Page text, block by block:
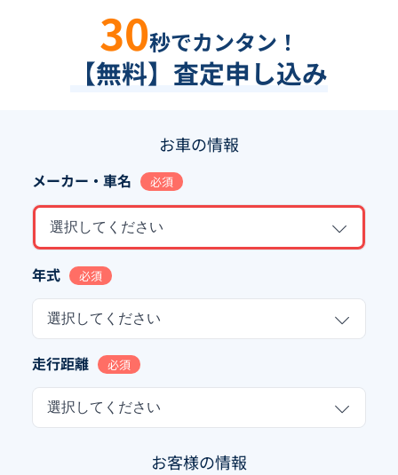
30秒でカンタン！
【無料】査定申し込み
お車の情報
メーカー・車名 必須
選択してください
年式 必須
選択してください
走行距離 必須
選択してください
お客様の情報